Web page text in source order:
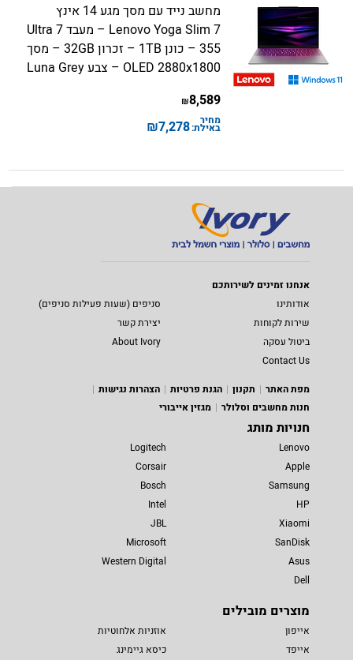
מחשב נייד עם מסך מגע 14 אינץ
Lenovo Yoga Slim 7 – מעבד Ultra 7
355 – כונן 1TB – זכרון 32GB – מסך
OLED 2880x1800 – צבע Luna Grey
8,589
₪
מחיר
באילת:7,278
₪
אנחנו זמינים לשירותכם
אודותינו
סניפים (שעות פעילות סניפים)
שירות לקוחות
יצירת קשר
ביטול עסקה
About Ivory
Contact Us
מפת האתר
תקנון הגנת פרטיות
הצהרות נגישות
חנות מחשבים וסלולר
מגזין אייבורי
חנויות מותג
Lenovo
Apple
Samsung
HP
Xiaomi
SanDisk
Asus
Dell
Logitech
Corsair
Bosch
Intel
JBL
Microsoft
Western Digital
מוצרים מובילים
אייפון
אייפד
אוזניות אלחוטיות
כיסא גיימינג